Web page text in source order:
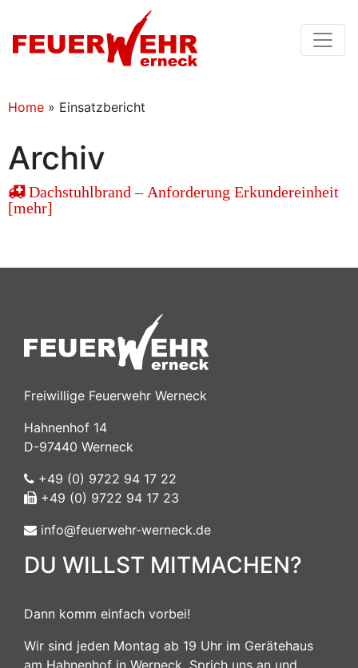
Home » Einsatzbericht
Archiv
Dachstuhlbrand – Anforderung Erkundereinheit
[mehr]
Freiwillige Feuerwehr Werneck
Hahnenhof 14
D-97440 Werneck
+49 (0) 9722 94 17 22
+49 (0) 9722 94 17 23
info@feuerwehr-werneck.de
DU WILLST MITMACHEN?
Dann komm einfach vorbei!
Wir sind jeden Montag ab 19 Uhr im Gerätehaus
am Hahnenhof in Werneck. Sprich uns an und